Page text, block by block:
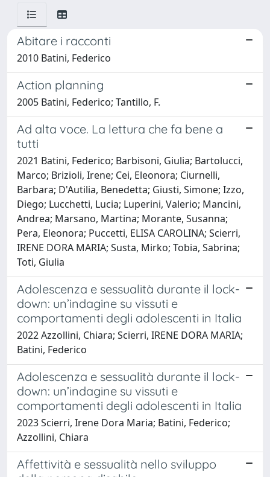
Abitare i racconti
2010 Batini, Federico
Action planning
2005 Batini, Federico; Tantillo, F.
Ad alta voce. La lettura che fa bene a
tutti
2021 Batini, Federico; Barbisoni, Giulia; Bartolucci,
Marco; Brizioli, Irene; Cei, Eleonora; Ciurnelli,
Barbara; D'Autilia, Benedetta; Giusti, Simone; Izzo,
Diego; Lucchetti, Lucia; Luperini, Valerio; Mancini,
Andrea; Marsano, Martina; Morante, Susanna;
Pera, Eleonora; Puccetti, ELISA CAROLINA; Scierri,
IRENE DORA MARIA; Susta, Mirko; Tobia, Sabrina;
Toti, Giulia
Adolescenza e sessualità durante il lock-
down: un’indagine su vissuti e
comportamenti degli adolescenti in Italia
2022 Azzollini, Chiara; Scierri, IRENE DORA MARIA;
Batini, Federico
Adolescenza e sessualità durante il lock-
down: un’indagine su vissuti e
comportamenti degli adolescenti in Italia
2023 Scierri, Irene Dora Maria; Batini, Federico;
Azzollini, Chiara
Affettività e sessualità nello sviluppo